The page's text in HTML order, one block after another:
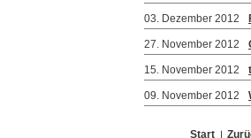
03. Dezember 2012
27. November 2012
15. November 2012
09. November 2012
Start